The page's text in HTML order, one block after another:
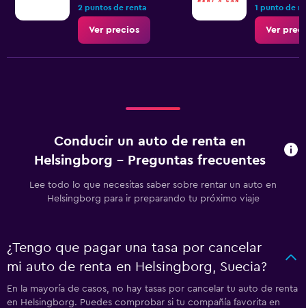
2 puntos de renta
Ver precios
1 punto de
Ver
Conducir un auto de renta en
Helsingborg - Preguntas frecuentes
Lee todo lo que necesitas saber sobre rentar un auto en
Helsingborg para ir preparando tu próximo viaje
¿Tengo que pagar una tasa por cancelar
mi auto de renta en Helsingborg, Suecia?
En la mayoría de casos, no hay tasas por cancelar tu auto de renta
en Helsingborg. Puedes comprobar si tu compañía favorita en